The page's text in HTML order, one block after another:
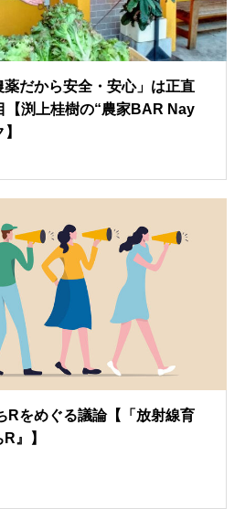
薬だから安全・安心」は正直
【渕上桂樹の“農家BAR Nay
Rをめぐる議論【「放射線育
』】